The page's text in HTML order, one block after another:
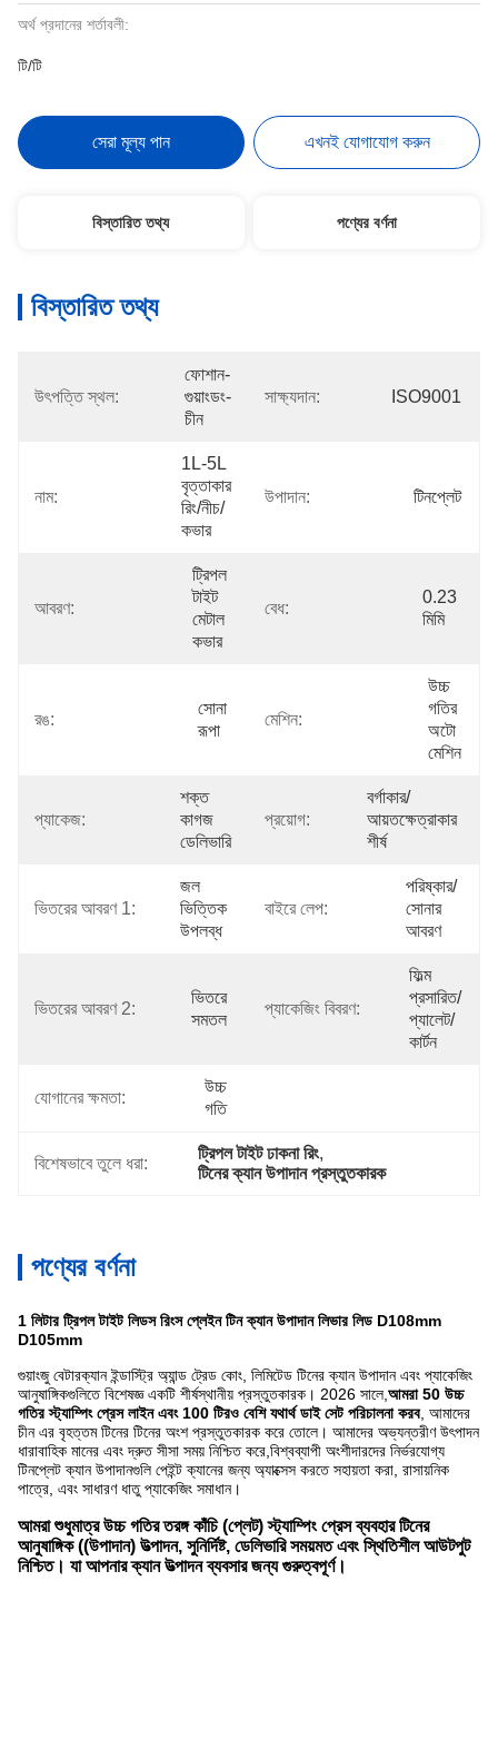
অর্থ প্রদানের শর্তাবলী:
টি/টি
সেরা মূল্য পান এখনই যোগাযোগ করুন
বিস্তারিত তথ্য পণ্যের বর্ণনা
বিস্তারিত তথ্য
উৎপত্তি স্থল:
ফোশান-
গুয়াংডং-
চীন
সাক্ষ্যদান: ISO9001
নাম:
1L-5L
বৃত্তাকার
রিং/নীচ/
কভার
উপাদান: টিনপ্লেট
আবরণ:
ট্রিপল
টাইট
মেটাল
কভার
বেধ:
0.23
মিমি
রঙ:
সোনা
রূপা
মেশিন:
উচ্চ
গতির
অটো
মেশিন
প্যাকেজ:
শক্ত
কাগজ
ডেলিভারি
প্রয়োগ:
বর্গাকার/
আয়তক্ষেত্রাকার
শীর্ষ
ভিতরের আবরণ 1:
জল
ভিত্তিক
উপলব্ধ
বাইরে লেপ:
পরিষ্কার/
সোনার
আবরণ
ভিতরের আবরণ 2:
ভিতরে
সমতল
প্যাকেজিং বিবরণ:
ফিল্ম
প্রসারিত/
প্যালেট/
কার্টন
যোগানের ক্ষমতা:
উচ্চ
গতি
বিশেষভাবে তুলে ধরা:
ট্রিপল টাইট ঢাকনা রিং,
টিনের ক্যান উপাদান প্রস্তুতকারক
পণ্যের বর্ণনা
1 লিটার ট্রিপল টাইট লিডস রিংস প্লেইন টিন ক্যান উপাদান লিভার লিড D108mm
D105mm
গুয়াংজু বেটারক্যান ইন্ডাস্ট্রি অ্যান্ড ট্রেড কোং, লিমিটেড টিনের ক্যান উপাদান এবং প্যাকেজিং
আনুষাঙ্গিকগুলিতে বিশেষজ্ঞ একটি শীর্ষস্থানীয় প্রস্তুতকারক। 2026 সালে, আমরা 50 উচ্চ
গতির স্ট্যাম্পিং প্রেস লাইন এবং 100 টিরও বেশি যথার্থ ডাই সেট পরিচালনা করব, আমাদের
চীন এর বৃহত্তম টিনের টিনের অংশ প্রস্তুতকারক করে তোলে। আমাদের অভ্যন্তরীণ উৎপাদন
ধারাবাহিক মানের এবং দ্রুত সীসা সময় নিশ্চিত করে,বিশ্বব্যাপী অংশীদারদের নির্ভরযোগ্য
টিনপ্লেট ক্যান উপাদানগুলি পেইন্ট ক্যানের জন্য অ্যাক্সেস করতে সহায়তা করা, রাসায়নিক
পাত্রে, এবং সাধারণ ধাতু প্যাকেজিং সমাধান।
আমরা শুধুমাত্র উচ্চ গতির তরঙ্গ কাঁচি (প্লেট) স্ট্যাম্পিং প্রেস ব্যবহার টিনের
আনুষাঙ্গিক ((উপাদান) উত্পাদন, সুনির্দিষ্ট, ডেলিভারি সময়মত এবং স্থিতিশীল আউটপুট
নিশ্চিত। যা আপনার ক্যান উত্পাদন ব্যবসার জন্য গুরুত্বপূর্ণ।